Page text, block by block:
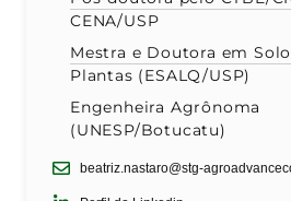
CENA/USP
Mestra e Doutora em
Plantas (ESALQ/USP)
Engenheira Agrônoma
(UNESP/Botucatu)
beatriz.nastaro@stg-